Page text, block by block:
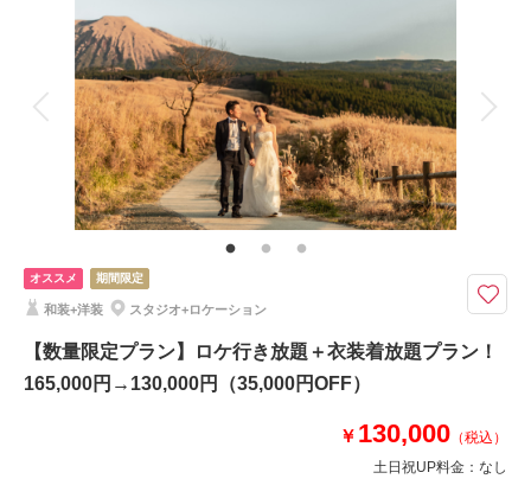
オススメ 期間限定
和装+洋装 スタジオ+ロケーション
【数量限定プラン】ロケ行き放題＋衣装着放題プラン！
165,000円→130,000円（35,000円OFF）
￥ 130,000 （税込）
土日祝UP料金： なし